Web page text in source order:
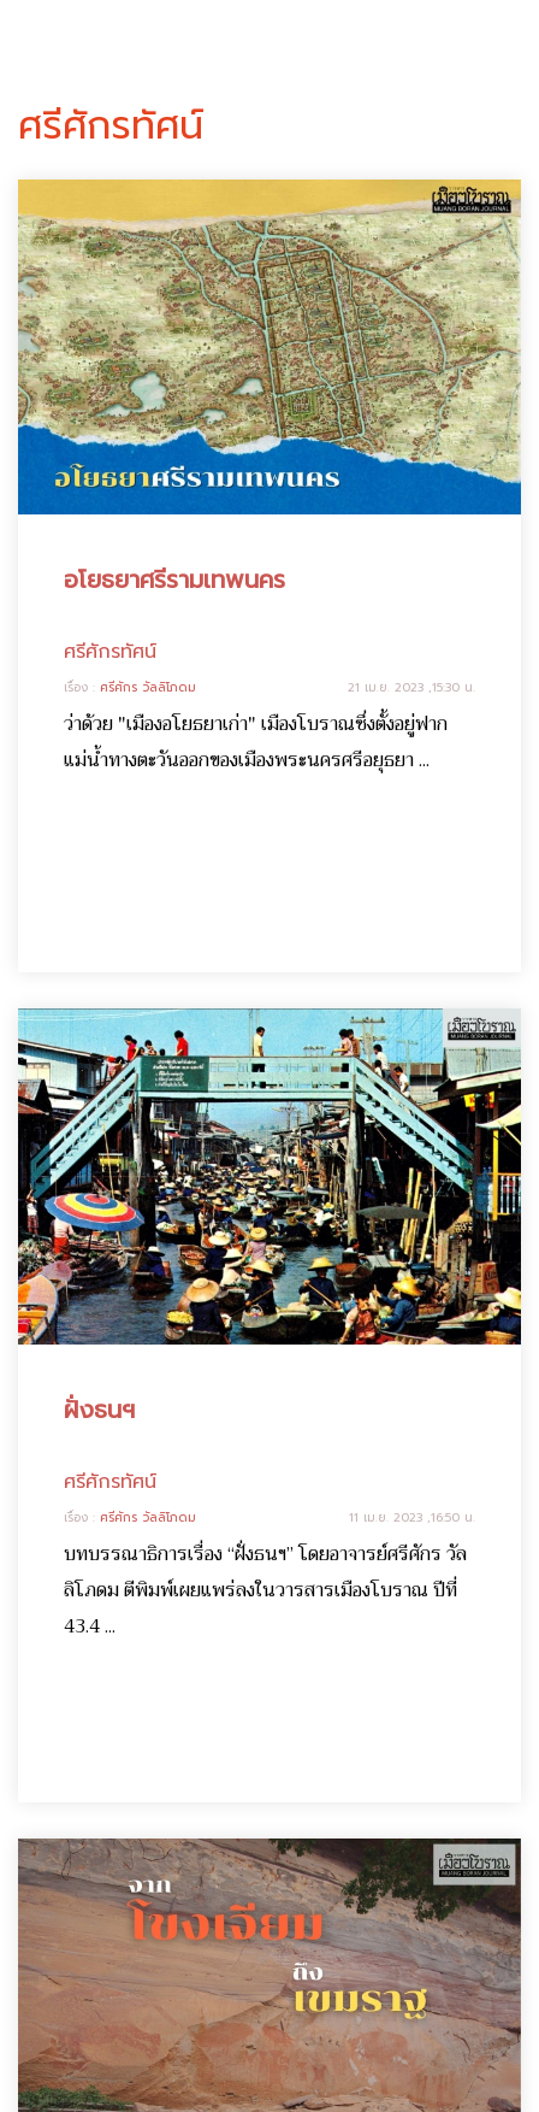
ศรีศักรทัศน์
อโยธยาศรีรามเทพนคร
ศรีศักรทัศน์
เรื่อง : ศรีศักร วัลลิโภดม 21 เม.ย. 2023 ,15:30 น.
ว่าด้วย "เมืองอโยธยาเก่า" เมืองโบราณซึ่งตั้งอยู่ฟาก
แม่น้ำทางตะวันออกของเมืองพระนครศรีอยุธยา ...
ฝั่งธนฯ
ศรีศักรทัศน์
เรื่อง : ศรีศักร วัลลิโภดม 11 เม.ย. 2023 ,16:50 น.
บทบรรณาธิการเรื่อง “ฝั่งธนฯ” โดยอาจารย์ศรีศักร วัล
ลิโภดม ตีพิมพ์เผยแพร่ลงในวารสารเมืองโบราณ ปีที่
43.4 ...